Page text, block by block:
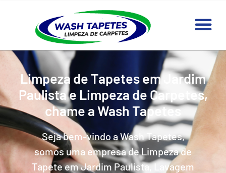
Limpeza de Tapetes em Jardim
Paulista e Limpeza de Carpetes,
chame a Wash Tapetes
Seja bem-vindo a Wash Tapetes,
somos uma empresa de Limpeza de
Tapete em Jardim Paulista, Lavagem